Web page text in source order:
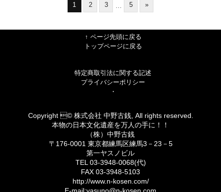
1 2 3 5 »
↑ ページ先頭に戻る
トップページに戻る
特定商取引法に関する記述
プライバシーポリシー
・
Copyright © 株式会社 中野古銭, All rights reserved.
本物の日本文化遺産を万人の手に！！
（株）中野古銭
〒176-0001 東京都練馬区練馬3－23－5
第一ヤスノビル
TEL 03-3948-0068(代)
FAX 03-3948-5103
http://www.n-kosen.com/